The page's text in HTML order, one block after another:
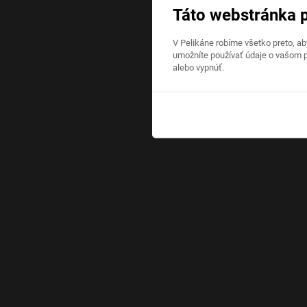
Táto webstránka
V Pelikáne robíme všetko preto,
umožníte používať údaje o vašom
alebo vypnúť.